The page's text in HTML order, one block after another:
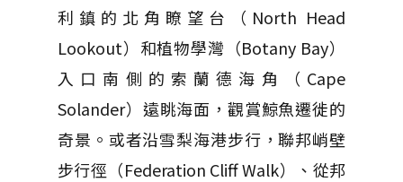
利鎮的北角瞭望台（North Head
Lookout）和植物學灣（Botany Bay）
入口南側的索蘭德海角（Cape
Solander）遠眺海面，觀賞鯨魚遷徙的
奇景。或者沿雪梨海港步行，聯邦峭壁
步行徑（Federation Cliff Walk）、從邦